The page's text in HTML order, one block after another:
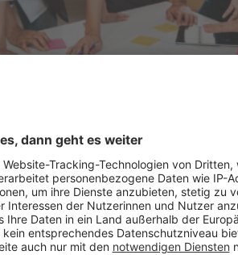
up-Projekt: Studierende
and Entrepreneurship
eigene Business-
9, 2022
MBS haben die Studierenden im Master
Entrepreneurship im dritten Semester die